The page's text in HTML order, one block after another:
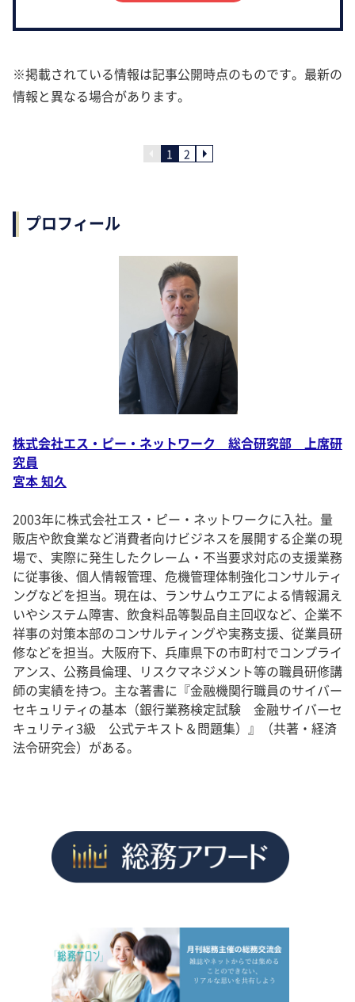
※掲載されている情報は記事公開時点のものです。最新の
情報と異なる場合があります。
1 2
プロフィール
株式会社エス・ピー・ネットワーク 総合研究部 上席研
究員
宮本 知久
2003年に株式会社エス・ピー・ネットワークに入社。量
販店や飲食業など消費者向けビジネスを展開する企業の現
場で、実際に発生したクレーム・不当要求対応の支援業務
に従事後、個人情報管理、危機管理体制強化コンサルティ
ングなどを担当。現在は、ランサムウエアによる情報漏え
いやシステム障害、飲食料品等製品自主回収など、企業不
祥事の対策本部のコンサルティングや実務支援、従業員研
修などを担当。大阪府下、兵庫県下の市町村でコンプライ
アンス、公務員倫理、リスクマネジメント等の職員研修講
師の実績を持つ。主な著書に『金融機関行職員のサイバー
セキュリティの基本（銀行業務検定試験 金融サイバーセ
キュリティ3級 公式テキスト＆問題集）』（共著・経済
法令研究会）がある。